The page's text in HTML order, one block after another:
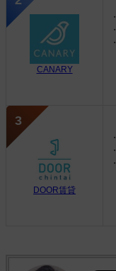
CANARY
DOOR賃貸